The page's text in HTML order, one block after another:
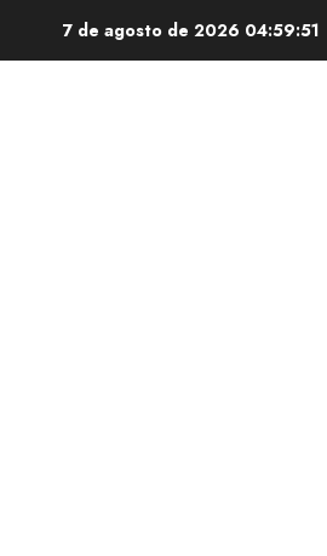
7 de agosto de 2026 04:59:53